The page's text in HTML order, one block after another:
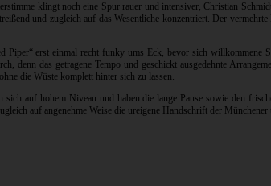
klingt noch eine Spur rauer und intensiver, Christian
und zugleich auf das Wesentliche konzentriert. Der
erst einmal recht funky ums Eck, bevor sich willkommene
das getragene Tempo und geschickt ausgedehnte
die Wüste komplett hinter sich zu lassen.
auf hohem Niveau und haben die lange Pause sowie den
auf angenehme Weise die ureigene Handschrift der